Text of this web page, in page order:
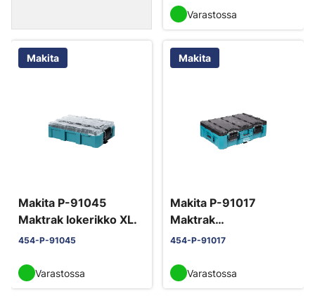
Varastossa
Makita
Makita P-91045
Maktrak lokerikko XL.
454-P-91045
Varastossa
Makita
Makita P-91017
Maktrak
kuljetuslaatikko XL.
454-P-91017
Varastossa